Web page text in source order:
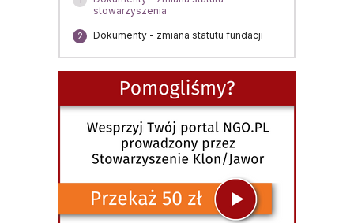
stowarzyszenia
2 Dokumenty - zmiana statutu fundacji